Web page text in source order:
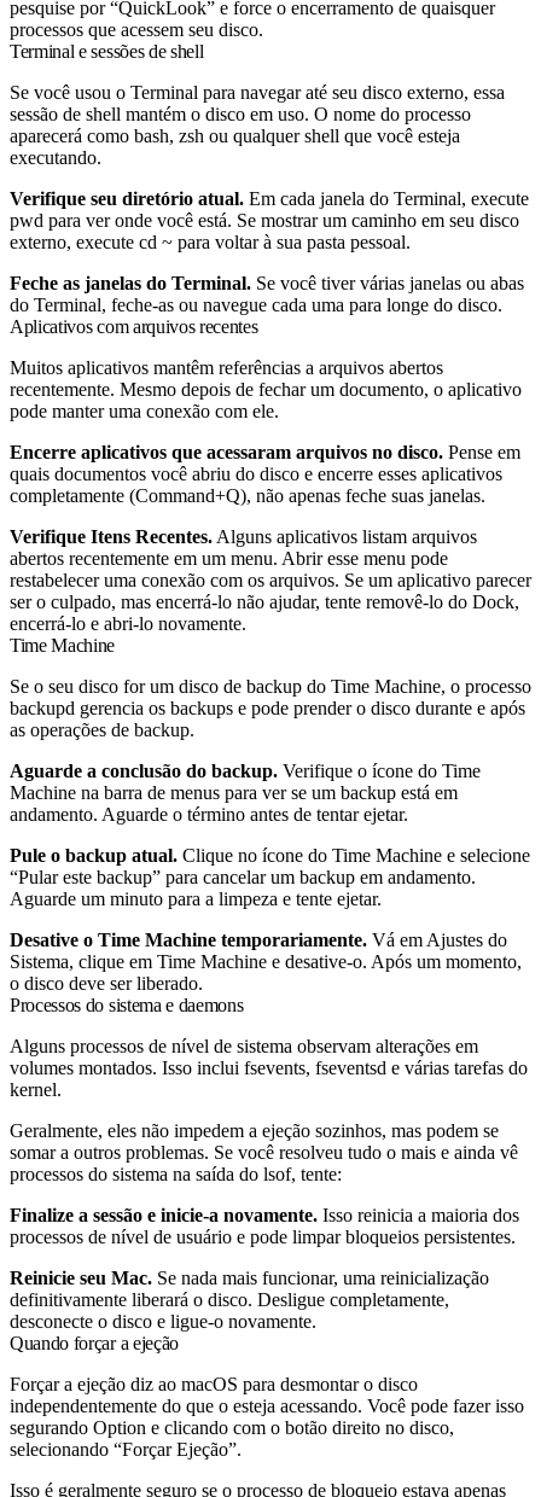
pesquise por “QuickLook” e force o encerramento de quaisquer
processos que acessem seu disco.
Terminal e sessões de shell
Se você usou o Terminal para navegar até seu disco externo, essa
sessão de shell mantém o disco em uso. O nome do processo
aparecerá como bash, zsh ou qualquer shell que você esteja
executando.
Verifique seu diretório atual. Em cada janela do Terminal, execute
pwd para ver onde você está. Se mostrar um caminho em seu disco
externo, execute cd ~ para voltar à sua pasta pessoal.
Feche as janelas do Terminal. Se você tiver várias janelas ou abas
do Terminal, feche-as ou navegue cada uma para longe do disco.
Aplicativos com arquivos recentes
Muitos aplicativos mantêm referências a arquivos abertos
recentemente. Mesmo depois de fechar um documento, o aplicativo
pode manter uma conexão com ele.
Encerre aplicativos que acessaram arquivos no disco. Pense em
quais documentos você abriu do disco e encerre esses aplicativos
completamente (Command+Q), não apenas feche suas janelas.
Verifique Itens Recentes. Alguns aplicativos listam arquivos
abertos recentemente em um menu. Abrir esse menu pode
restabelecer uma conexão com os arquivos. Se um aplicativo parecer
ser o culpado, mas encerrá-lo não ajudar, tente removê-lo do Dock,
encerrá-lo e abri-lo novamente.
Time Machine
Se o seu disco for um disco de backup do Time Machine, o processo
backupd gerencia os backups e pode prender o disco durante e após
as operações de backup.
Aguarde a conclusão do backup. Verifique o ícone do Time
Machine na barra de menus para ver se um backup está em
andamento. Aguarde o término antes de tentar ejetar.
Pule o backup atual. Clique no ícone do Time Machine e selecione
“Pular este backup” para cancelar um backup em andamento.
Aguarde um minuto para a limpeza e tente ejetar.
Desative o Time Machine temporariamente. Vá em Ajustes do
Sistema, clique em Time Machine e desative-o. Após um momento,
o disco deve ser liberado.
Processos do sistema e daemons
Alguns processos de nível de sistema observam alterações em
volumes montados. Isso inclui fsevents, fseventsd e várias tarefas do
kernel.
Geralmente, eles não impedem a ejeção sozinhos, mas podem se
somar a outros problemas. Se você resolveu tudo o mais e ainda vê
processos do sistema na saída do lsof, tente:
Finalize a sessão e inicie-a novamente. Isso reinicia a maioria dos
processos de nível de usuário e pode limpar bloqueios persistentes.
Reinicie seu Mac. Se nada mais funcionar, uma reinicialização
definitivamente liberará o disco. Desligue completamente,
desconecte o disco e ligue-o novamente.
Quando forçar a ejeção
Forçar a ejeção diz ao macOS para desmontar o disco
independentemente do que o esteja acessando. Você pode fazer isso
segurando Option e clicando com o botão direito no disco,
selecionando “Forçar Ejeção”.
Isso é geralmente seguro se o processo de bloqueio estava apenas